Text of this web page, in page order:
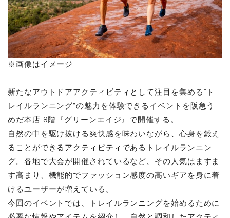
※画像はイメージ
新たなアウトドアアクティビティとして注目を集める“ト
レイルランニング”の魅力を体験できるイベントを阪急う
めだ本店 8階『グリーンエイジ』で開催する。
自然の中を駆け抜ける爽快感を味わいながら、心身を鍛え
ることができるアクティビティであるトレイルランニン
グ。各地で大会が開催されているなど、その人気はますま
す高まり、機能的でファッション感度の高いギアを身に着
けるユーザーが増えている。
今回のイベントでは、トレイルランニングを始めるために